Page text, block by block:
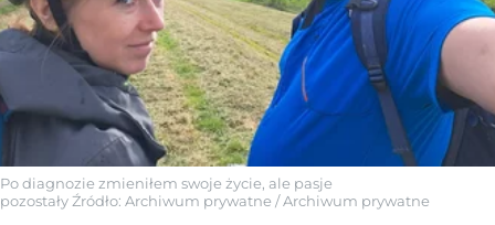
Po diagnozie zmieniłem swoje życie, ale pasje
pozostałyŹródło: Archiwum prywatne /Archiwum prywatne